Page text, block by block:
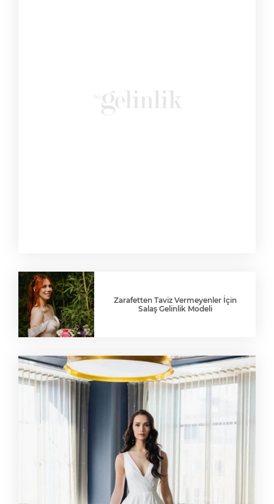
Zarafetten Taviz Vermeyenler İçin
Salaş Gelinlik Modeli